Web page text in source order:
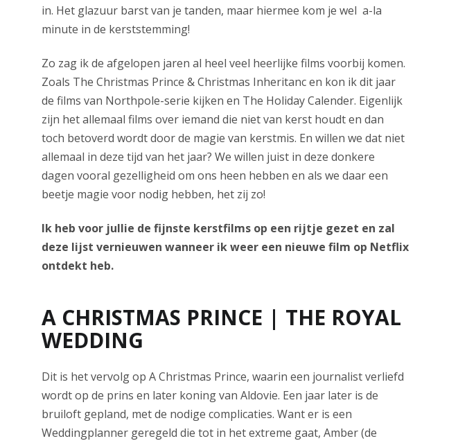
in. Het glazuur barst van je tanden, maar hiermee kom je wel a-la
minute in de kerststemming!
Zo zag ik de afgelopen jaren al heel veel heerlijke films voorbij komen.
Zoals The Christmas Prince & Christmas Inheritanc en kon ik dit jaar
de films van Northpole-serie kijken en The Holiday Calender. Eigenlijk
zijn het allemaal films over iemand die niet van kerst houdt en dan
toch betoverd wordt door de magie van kerstmis. En willen we dat niet
allemaal in deze tijd van het jaar? We willen juist in deze donkere
dagen vooral gezelligheid om ons heen hebben en als we daar een
beetje magie voor nodig hebben, het zij zo!
Ik heb voor jullie de fijnste kerstfilms op een rijtje gezet en zal
deze lijst vernieuwen wanneer ik weer een nieuwe film op Netflix
ontdekt heb.
A CHRISTMAS PRINCE | THE ROYAL
WEDDING
Dit is het vervolg op A Christmas Prince, waarin een journalist verliefd
wordt op de prins en later koning van Aldovie. Een jaar later is de
bruiloft gepland, met de nodige complicaties. Want er is een
Weddingplanner geregeld die tot in het extreme gaat, Amber (de